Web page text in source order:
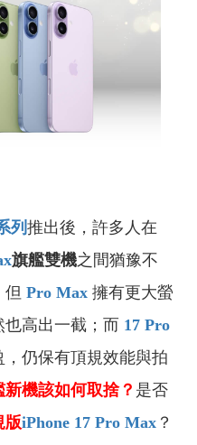
列 推出後，許多人在
旗艦雙機之間猶豫不
但 Pro Max 擁有更大螢
高出一截；而 17 Pro
仍保有頂規效能與拍
機該如何取捨？ 是否
版iPhone 17 Pro Max ？